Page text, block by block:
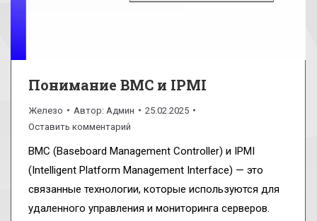
Понимание BMC и IPMI
Железо Автор: Админ
25.02.2025
Оставить комментарий
BMC (Baseboard Management Controller) и IPMI
(Intelligent Platform Management Interface) — это
связанные технологии, которые используются для
удаленного управления и мониторинга серверов.